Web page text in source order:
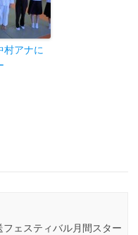
村アナに
フェスティバル月間スター